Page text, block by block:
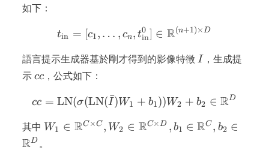
如下：
t_\text{in} = [c_1,
tin = [c1, … , cn, tin
0 ] ∈ R(n+1)×D
語言提示生成器基於剛才得到的影像特徵I
I ，生成提
示cc
cc ，公式如下：
cc =
cc = LN(σ(LN(Iˉ)W1 + b1))W2 + b2 ∈ RD
其中 W_1 \in
W1 ∈ RC×C , W2 ∈ RC×D , b1 ∈ RC, b2 ∈
RD 。